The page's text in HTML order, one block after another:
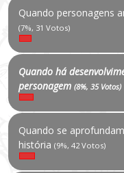
Quando personagens
(7%, 31 Votos)
Quando há
personagem (8%, 35 Votos)
Quando se
história (9%, 42 Votos)